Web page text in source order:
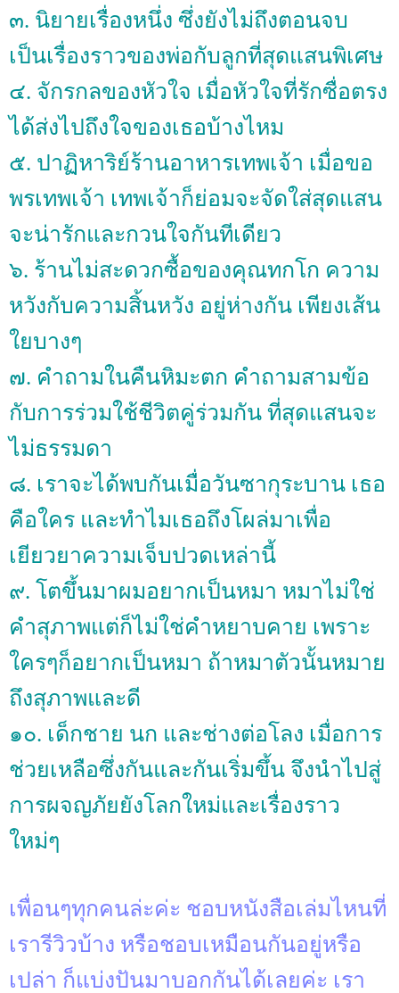
๓. นิยายเรื่องหนึ่ง ซึ่งยังไม่ถึงตอนจบ
เป็นเรื่องราวของพ่อกับลูกที่สุดแสนพิเศษ
๔. จักรกลของหัวใจ เมื่อหัวใจที่รักซื่อตรง
ได้ส่งไปถึงใจของเธอบ้างไหม
๕. ปาฏิหาริย์ร้านอาหารเทพเจ้า เมื่อขอ
พรเทพเจ้า เทพเจ้าก็ย่อมจะจัดใส่สุดแสน
จะน่ารักและกวนใจกันทีเดียว
๖. ร้านไม่สะดวกซื้อของคุณทกโก ความ
หวังกับความสิ้นหวัง อยู่ห่างกัน เพียงเส้น
ใยบางๆ
๗. คำถามในคืนหิมะตก คำถามสามข้อ
กับการร่วมใช้ชีวิตคู่ร่วมกัน ที่สุดแสนจะ
ไม่ธรรมดา
๘. เราจะได้พบกันเมื่อวันซากุระบาน เธอ
คือใคร และทำไมเธอถึงโผล่มาเพื่อ
เยียวยาความเจ็บปวดเหล่านี้
๙. โตขึ้นมาผมอยากเป็นหมา หมาไม่ใช่
คำสุภาพแต่ก็ไม่ใช่คำหยาบคาย เพราะ
ใครๆก็อยากเป็นหมา ถ้าหมาตัวนั้นหมาย
ถึงสุภาพและดี
๑๐. เด็กชาย นก และช่างต่อโลง เมื่อการ
ช่วยเหลือซึ่งกันและกันเริ่มขึ้น จึงนำไปสู่
การผจญภัยยังโลกใหม่และเรื่องราว
ใหม่ๆ
เพื่อนๆทุกคนล่ะค่ะ ชอบหนังสือเล่มไหนที่
เรารีวิวบ้าง หรือชอบเหมือนกันอยู่หรือ
เปล่า ก็แบ่งปันมาบอกกันได้เลยค่ะ เรา